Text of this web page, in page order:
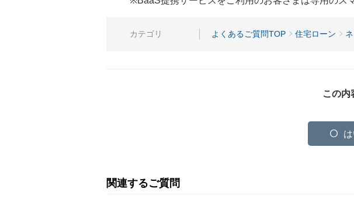
カテゴリ よくあるご質問TOP 住宅ローン
この内
関連するご質問